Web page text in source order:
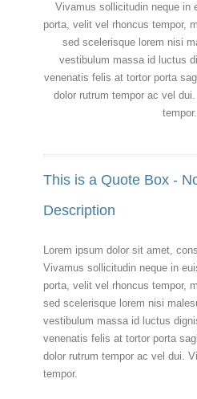
Vivamus sollicitudin neque in
porta, velit vel rhoncus tempor,
sed scelerisque lorem nisi
vestibulum massa id luctus
venenatis felis at tortor porta
dolor rutrum tempor ac vel
tempor.
This is a Quote Box -
Description
Lorem ipsum dolor sit amet,
Vivamus sollicitudin neque in
porta, velit vel rhoncus tempor,
sed scelerisque lorem nisi
vestibulum massa id luctus
venenatis felis at tortor porta
dolor rutrum tempor ac vel dui.
tempor.